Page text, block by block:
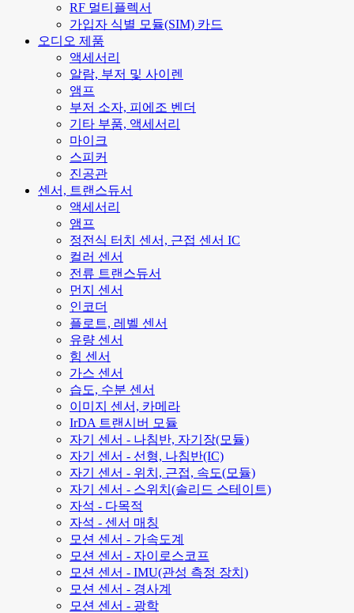
RF 멀티플렉서
가입자 식별 모듈(SIM) 카드
오디오 제품
액세서리
알람, 부저 및 사이렌
앰프
부저 소자, 피에조 벤더
기타 부품, 액세서리
마이크
스피커
진공관
센서, 트랜스듀서
액세서리
앰프
정전식 터치 센서, 근접 센서 IC
컬러 센서
전류 트랜스듀서
먼지 센서
인코더
플로트, 레벨 센서
유량 센서
힘 센서
가스 센서
습도, 수분 센서
이미지 센서, 카메라
IrDA 트랜시버 모듈
자기 센서 - 나침반, 자기장(모듈)
자기 센서 - 선형, 나침반(IC)
자기 센서 - 위치, 근접, 속도(모듈)
자기 센서 - 스위치(솔리드 스테이트)
자석 - 다목적
자석 - 센서 매칭
모션 센서 - 가속도계
모션 센서 - 자이로스코프
모션 센서 - IMU(관성 측정 장치)
모션 센서 - 경사계
모션 센서 - 광학